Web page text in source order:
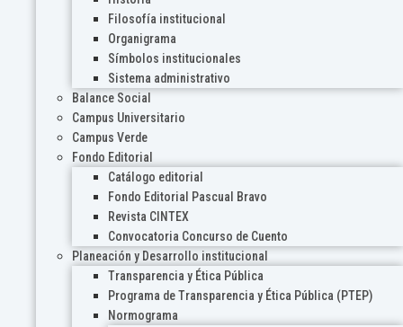
Filosofía institucional
Organigrama
Símbolos institucionales
Sistema administrativo
Balance Social
Campus Universitario
Campus Verde
Fondo Editorial
Catálogo editorial
Fondo Editorial Pascual Bravo
Revista CINTEX
Convocatoria Concurso de Cuento
Planeación y Desarrollo institucional
Transparencia y Ética Pública
Programa de Transparencia y Ética Pública (PTEP)
Normograma